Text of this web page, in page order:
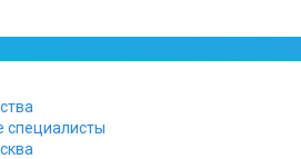
специалисты
Всепогодное
видеокамерой